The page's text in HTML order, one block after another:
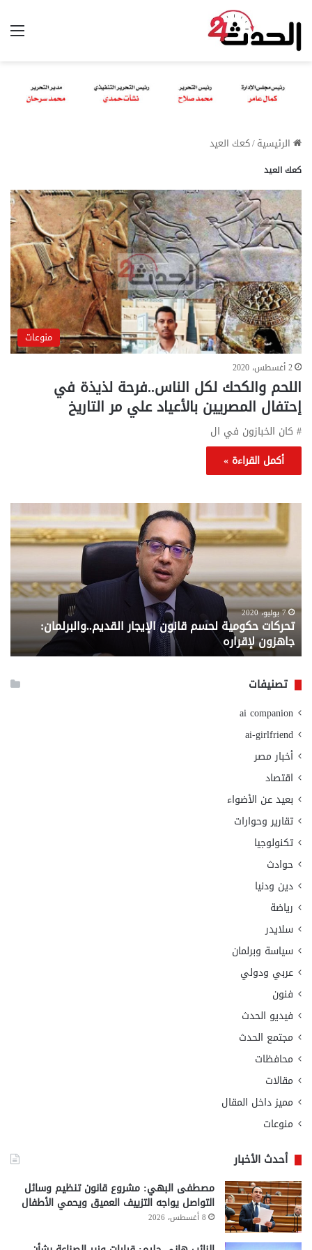
الرئيسية/كعك العيد
كعك العيد
منوعات
2 أغسطس، 2020
اللحم والكحك لكل الناس..فرحة لذيذة في
إحتفال المصريين بالأعياد علي مر التاريخ
# كان الخبازون في ال
أكمل القراءة »
تحركات
حكومية
لحسم
قانون
القديم..والبرلمان:
جاهزون
لإقراره
7 يوليو، 2020
تحركات حكومية لحسم قانون الإيجار القديم..والبرلمان:
جاهزون لإقراره
..
من
تصنيفات
ai companion
ai-girlfriend
أخبار مصر
اقتصاد
بعيد عن الأضواء
تقارير وحوارات
تكنولوجيا
حوادث
دين ودنيا
رياضة
سلايدر
سياسة وبرلمان
عربي ودولي
فنون
فيديو الحدث
مجتمع الحدث
محافظات
مقالات
مميز داخل المقال
منوعات
أحدث الأخبار
مصطفى البهي: مشروع قانون تنظيم وسائل
التواصل يواجه التزييف العميق ويحمي الأطفال
8 أغسطس، 2026